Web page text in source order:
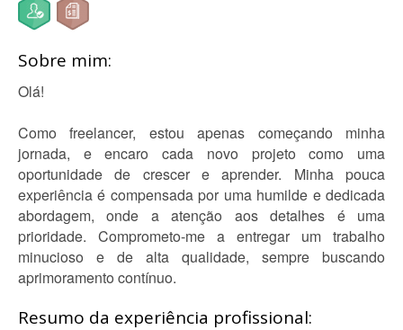
Sobre mim:
Olá!
Como freelancer, estou apenas começando minha
jornada, e encaro cada novo projeto como uma
oportunidade de crescer e aprender. Minha pouca
experiência é compensada por uma humilde e dedicada
abordagem, onde a atenção aos detalhes é uma
prioridade. Comprometo-me a entregar um trabalho
minucioso e de alta qualidade, sempre buscando
aprimoramento contínuo.
Resumo da experiência profissional: